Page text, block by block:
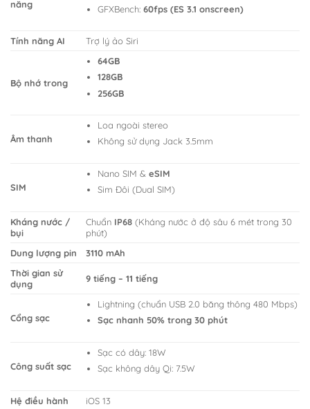
năng GFXBench:60fps (ES 3.1 onscreen)
Tính năng AI Trợ lý ảo Siri
Bộ nhớ trong
64GB
128GB
256GB
Âm thanh
Loa ngoài stereo
Không sử dụng Jack 3.5mm
SIM
Nano SIM &eSIM
Sim Đôi (Dual SIM)
Kháng nước /
bụi
Chuẩn IP68(Kháng nước ở độ sâu 6 mét trong 30
phút)
Dung lượng pin
3110 mAh
Thời gian sử
dụng
9 tiếng – 11 tiếng
Cổng sạc
Lightning (chuẩn USB 2.0 băng thông 480 Mbps)
Sạc nhanh 50% trong 30 phút
Công suất sạc
Sạc có dây: 18W
Sạc không dây Qi: 7.5W
Hệ điều hành iOS 13